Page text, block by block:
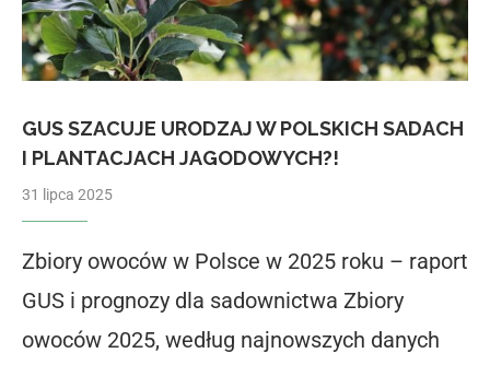
GUS SZACUJE URODZAJ W POLSKICH SADACH
I PLANTACJACH JAGODOWYCH?!
31 lipca 2025
Zbiory owoców w Polsce w 2025 roku – raport
GUS i prognozy dla sadownictwa Zbiory
owoców 2025, według najnowszych danych